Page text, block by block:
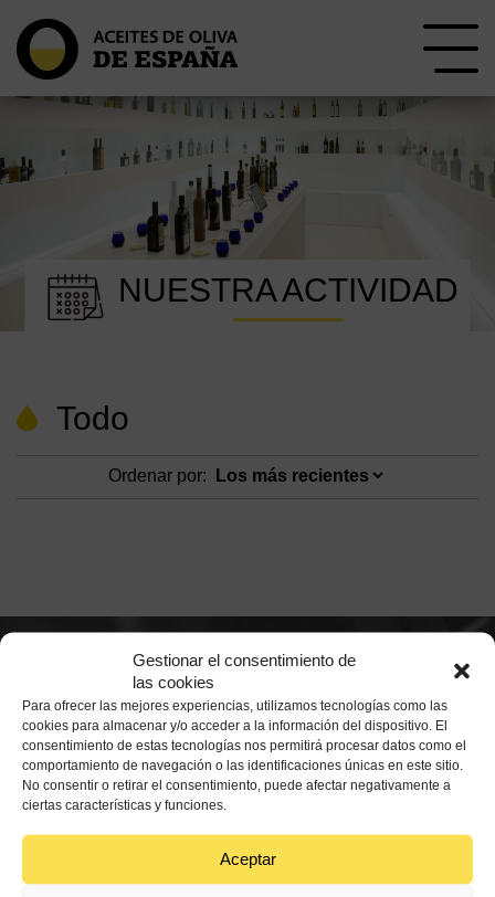
Gestionar el consentimiento de
las cookies
Para ofrecer las mejores experiencias, utilizamos tecnologías como las
cookies para almacenar y/o acceder a la información del dispositivo. El
consentimiento de estas tecnologías nos permitirá procesar datos como el
comportamiento de navegación o las identificaciones únicas en este sitio.
No consentir o retirar el consentimiento, puede afectar negativamente a
ciertas características y funciones.
Aceptar
NUESTRA ACTIVIDAD
Todo
Ordenar por:
Suscríbete a nuestra
Newsletter
Suscríbete si quieres recibir más información deAceites de